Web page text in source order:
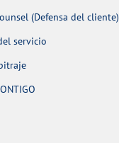
(Defensa del cliente)
servicio